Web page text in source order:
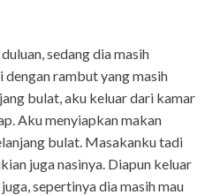
sedang dia masih
dengan rambut yang masih
bulat, aku keluar dari kamar
Aku menyiapkan makan
bulat. Masakanku tadi
juga nasinya. Diapun keluar
sepertinya dia masih mau